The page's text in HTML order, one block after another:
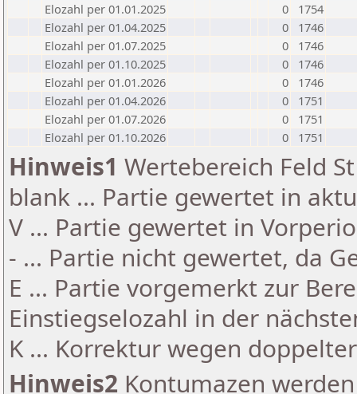
Elozahl per 01.01.2025
0
1754
Elozahl per 01.04.2025
0
1746
Elozahl per 01.07.2025
0
1746
Elozahl per 01.10.2025
0
1746
Elozahl per 01.01.2026
0
1746
Elozahl per 01.04.2026
0
1751
Elozahl per 01.07.2026
0
1751
Elozahl per 01.10.2026
0 1751
Hinweis1 Wertebereich Feld
blank ... Partie gewertet in
V ... Partie gewertet in
- ... Partie nicht gewertet, da
E ... Partie vorgemerkt zur
Einstiegselozahl in der
K ... Korrektur wegen
Hinweis2 Kontumazen